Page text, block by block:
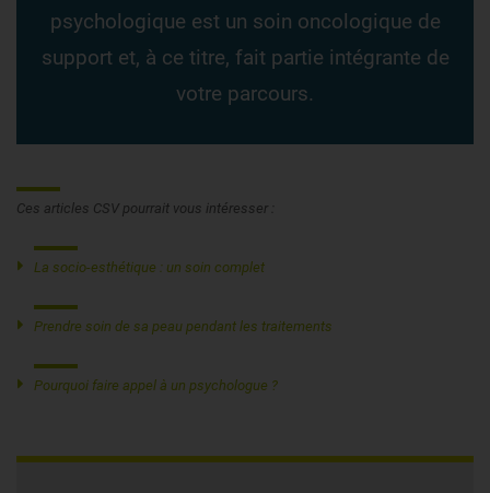
psychologique est un soin oncologique de
support et, à ce titre, fait partie intégrante de
votre parcours.
Ces articles CSV pourrait vous intéresser :
La socio-esthétique : un soin complet
Prendre soin de sa peau pendant les traitements
Pourquoi faire appel à un psychologue ?